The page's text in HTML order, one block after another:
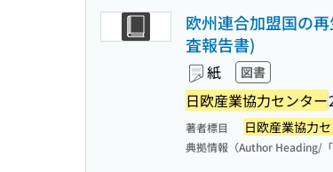
欧州連合加盟国の
査報告書)
紙 図書
日欧産業協力センター
著者標目 日欧産業協力
典拠情報（Author Heading/「